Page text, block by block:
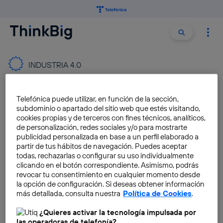
Buscar
INDUSTRIA 4.0
El camino hacia la industria
inteligente
Pablo Requejo Rodriguez
Impresión 3D: abriéndose
camino hacia las
oportunidades de negocio.
Telefónica puede utilizar, en función de la sección,
subdominio o apartado del sitio web que estés visitando,
cookies propias y de terceros con fines técnicos, analíticos,
de personalización, redes sociales y/o para mostrarte
publicidad personalizada en base a un perfil elaborado a
partir de tus hábitos de navegación. Puedes aceptar
todas, rechazarlas o configurar su uso individualmente
clicando en el botón correspondiente. Asimismo, podrás
revocar tu consentimiento en cualquier momento desde
la opción de configuración. Si deseas obtener información
más detallada, consulta nuestra Política de Cookies.
¿Quieres activar la tecnología impulsada por